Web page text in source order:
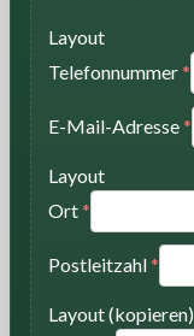
Layout
Telefonnummer*
E-Mail-Adresse*
Layout
Ort*
Postleitzahl*
Layout (kopieren)